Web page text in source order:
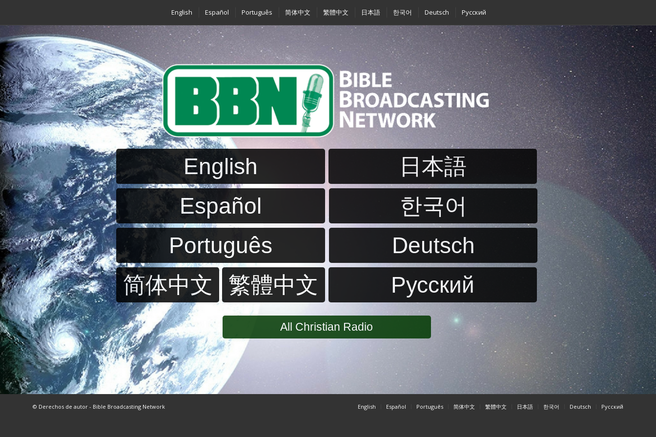
English Español Português 简体中文 繁體中文 日本語 한국어 Deutsch Pусский
English
Español
Português
简体中文
繁體中文
日本語
한국어
Deutsch
Pусский
All Christian Radio
© Derechos de autor - Bible Broadcasting Network English Español Português 简体中文 繁體中文 日本語 한국어 Deutsch Pусский